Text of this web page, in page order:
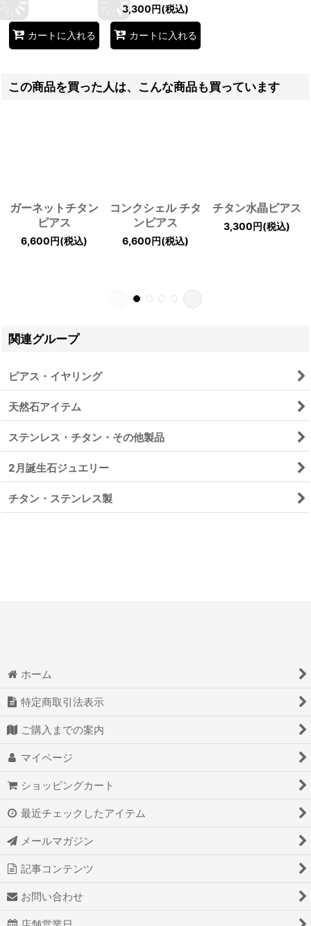
カートに入れる
3,300円(税込)
カートに入れる
この商品を買った人は、こんな商品も買っています
ガーネットチタン
ピアス
6,600円(税込)
コンクシェル チタ
ンピアス
6,600円(税込)
チタン水晶ピアス
3,300円(税込)
関連グループ
ピアス・イヤリング
天然石アイテム
ステンレス・チタン・その他製品
2月誕生石ジュエリー
チタン・ステンレス製
ホーム
特定商取引法表示
ご購入までの案内
マイページ
ショッピングカート
最近チェックしたアイテム
メールマガジン
記事コンテンツ
お問い合わせ